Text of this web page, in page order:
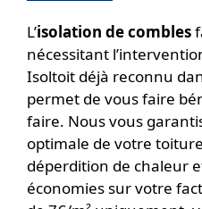
L’isolation de combles
nécessitant
Isoltoit déjà reconnu
permet de vous faire
faire. Nous vous
optimale de votre
déperdition de chaleur
économies sur votre